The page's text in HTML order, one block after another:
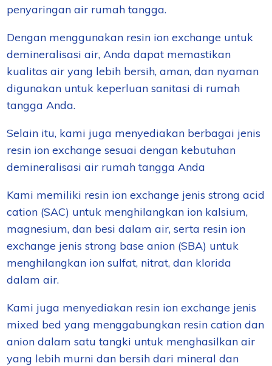
penyaringan air rumah tangga.
Dengan menggunakan resin ion exchange untuk
demineralisasi air, Anda dapat memastikan
kualitas air yang lebih bersih, aman, dan nyaman
digunakan untuk keperluan sanitasi di rumah
tangga Anda.
Selain itu, kami juga menyediakan berbagai jenis
resin ion exchange sesuai dengan kebutuhan
demineralisasi air rumah tangga Anda
Kami memiliki resin ion exchange jenis strong acid
cation (SAC) untuk menghilangkan ion kalsium,
magnesium, dan besi dalam air, serta resin ion
exchange jenis strong base anion (SBA) untuk
menghilangkan ion sulfat, nitrat, dan klorida
dalam air.
Kami juga menyediakan resin ion exchange jenis
mixed bed yang menggabungkan resin cation dan
anion dalam satu tangki untuk menghasilkan air
yang lebih murni dan bersih dari mineral dan